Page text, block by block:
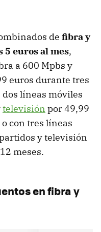
de fibra y
5 euros al mes,
a 600 Mpbs y
euros durante tres
líneas móviles
televisión por 49,99
con tres líneas
y televisión
meses.
en fibra y